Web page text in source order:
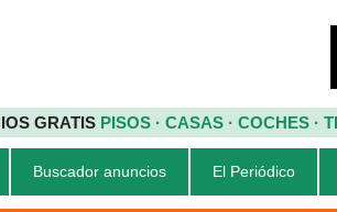
GRATIS PISOS · CASAS · COCHES ·
Buscador anuncios El Periódico